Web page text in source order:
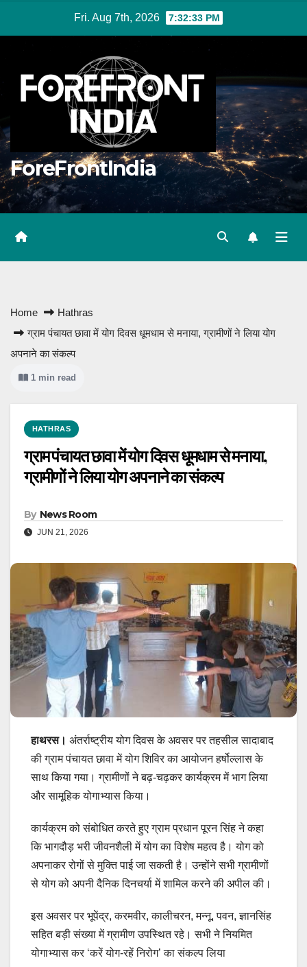
Fri. Aug 7th, 2026 7:32:33 PM
ForeFrontIndia
Home
Hathras
ग्राम पंचायत छावा में योग दिवस धूमधाम से मनाया, ग्रामीणों ने लिया योग
अपनाने का संकल्प
1 min read
HATHRAS
ग्राम पंचायत छावा में योग दिवस धूमधाम से मनाया,
ग्रामीणों ने लिया योग अपनाने का संकल्प
By News Room
JUN 21, 2026
हाथरस। अंतर्राष्ट्रीय योग दिवस के अवसर पर तहसील सादाबाद
की ग्राम पंचायत छावा में योग शिविर का आयोजन हर्षोल्लास के
साथ किया गया। ग्रामीणों ने बढ़-चढ़कर कार्यक्रम में भाग लिया
और सामूहिक योगाभ्यास किया।
कार्यक्रम को संबोधित करते हुए ग्राम प्रधान पूरन सिंह ने कहा
कि भागदौड़ भरी जीवनशैली में योग का विशेष महत्व है। योग को
अपनाकर रोगों से मुक्ति पाई जा सकती है। उन्होंने सभी ग्रामीणों
से योग को अपनी दैनिक दिनचर्या में शामिल करने की अपील की।
इस अवसर पर भूपेंद्र, करमवीर, कालीचरन, मन्नू, पवन, ज्ञानसिंह
सहित बड़ी संख्या में ग्रामीण उपस्थित रहे। सभी ने नियमित
योगाभ्यास कर ‘करें योग-रहें निरोग’ का संकल्प लिया